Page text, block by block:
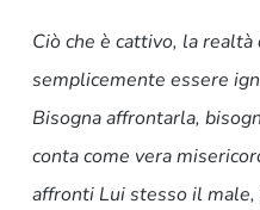
Ciò che è cattivo, la
semplicemente essere
Bisogna affrontarla,
conta come vera
affronti Lui stesso il